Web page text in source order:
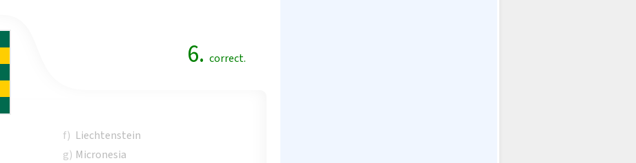
6. correct.
f) Liechtenstein
g) Micronesia